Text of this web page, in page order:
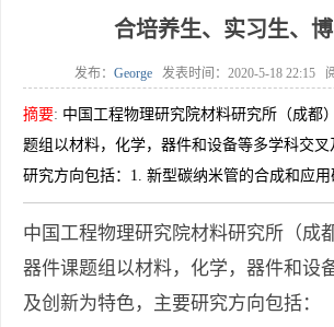
»
合培养生、实习生、
发布： George 发表时间： 2020-5-18 22:15
摘要: 中国工程物理研究院材料研究所（成都
题组以材料，化学，器件和设备等多学科交
研究方向包括：1. 新型碳纳米管的合成和应
中国工程物理研究院材料研究所（成
器件课题组以材料，化学，器件和设
及创新为特色，主要研究方向包括：